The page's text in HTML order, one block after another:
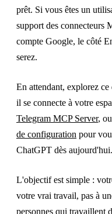
prêt. Si vous êtes un
support des connecteurs
compte Google, le côté
serez.
En attendant, explorez
il se connecte à votre
Telegram MCP Server,
de configuration pour
ChatGPT dès aujourd'hui.
L'objectif est simple :
votre vrai travail, pas à
personnes qui travaillent